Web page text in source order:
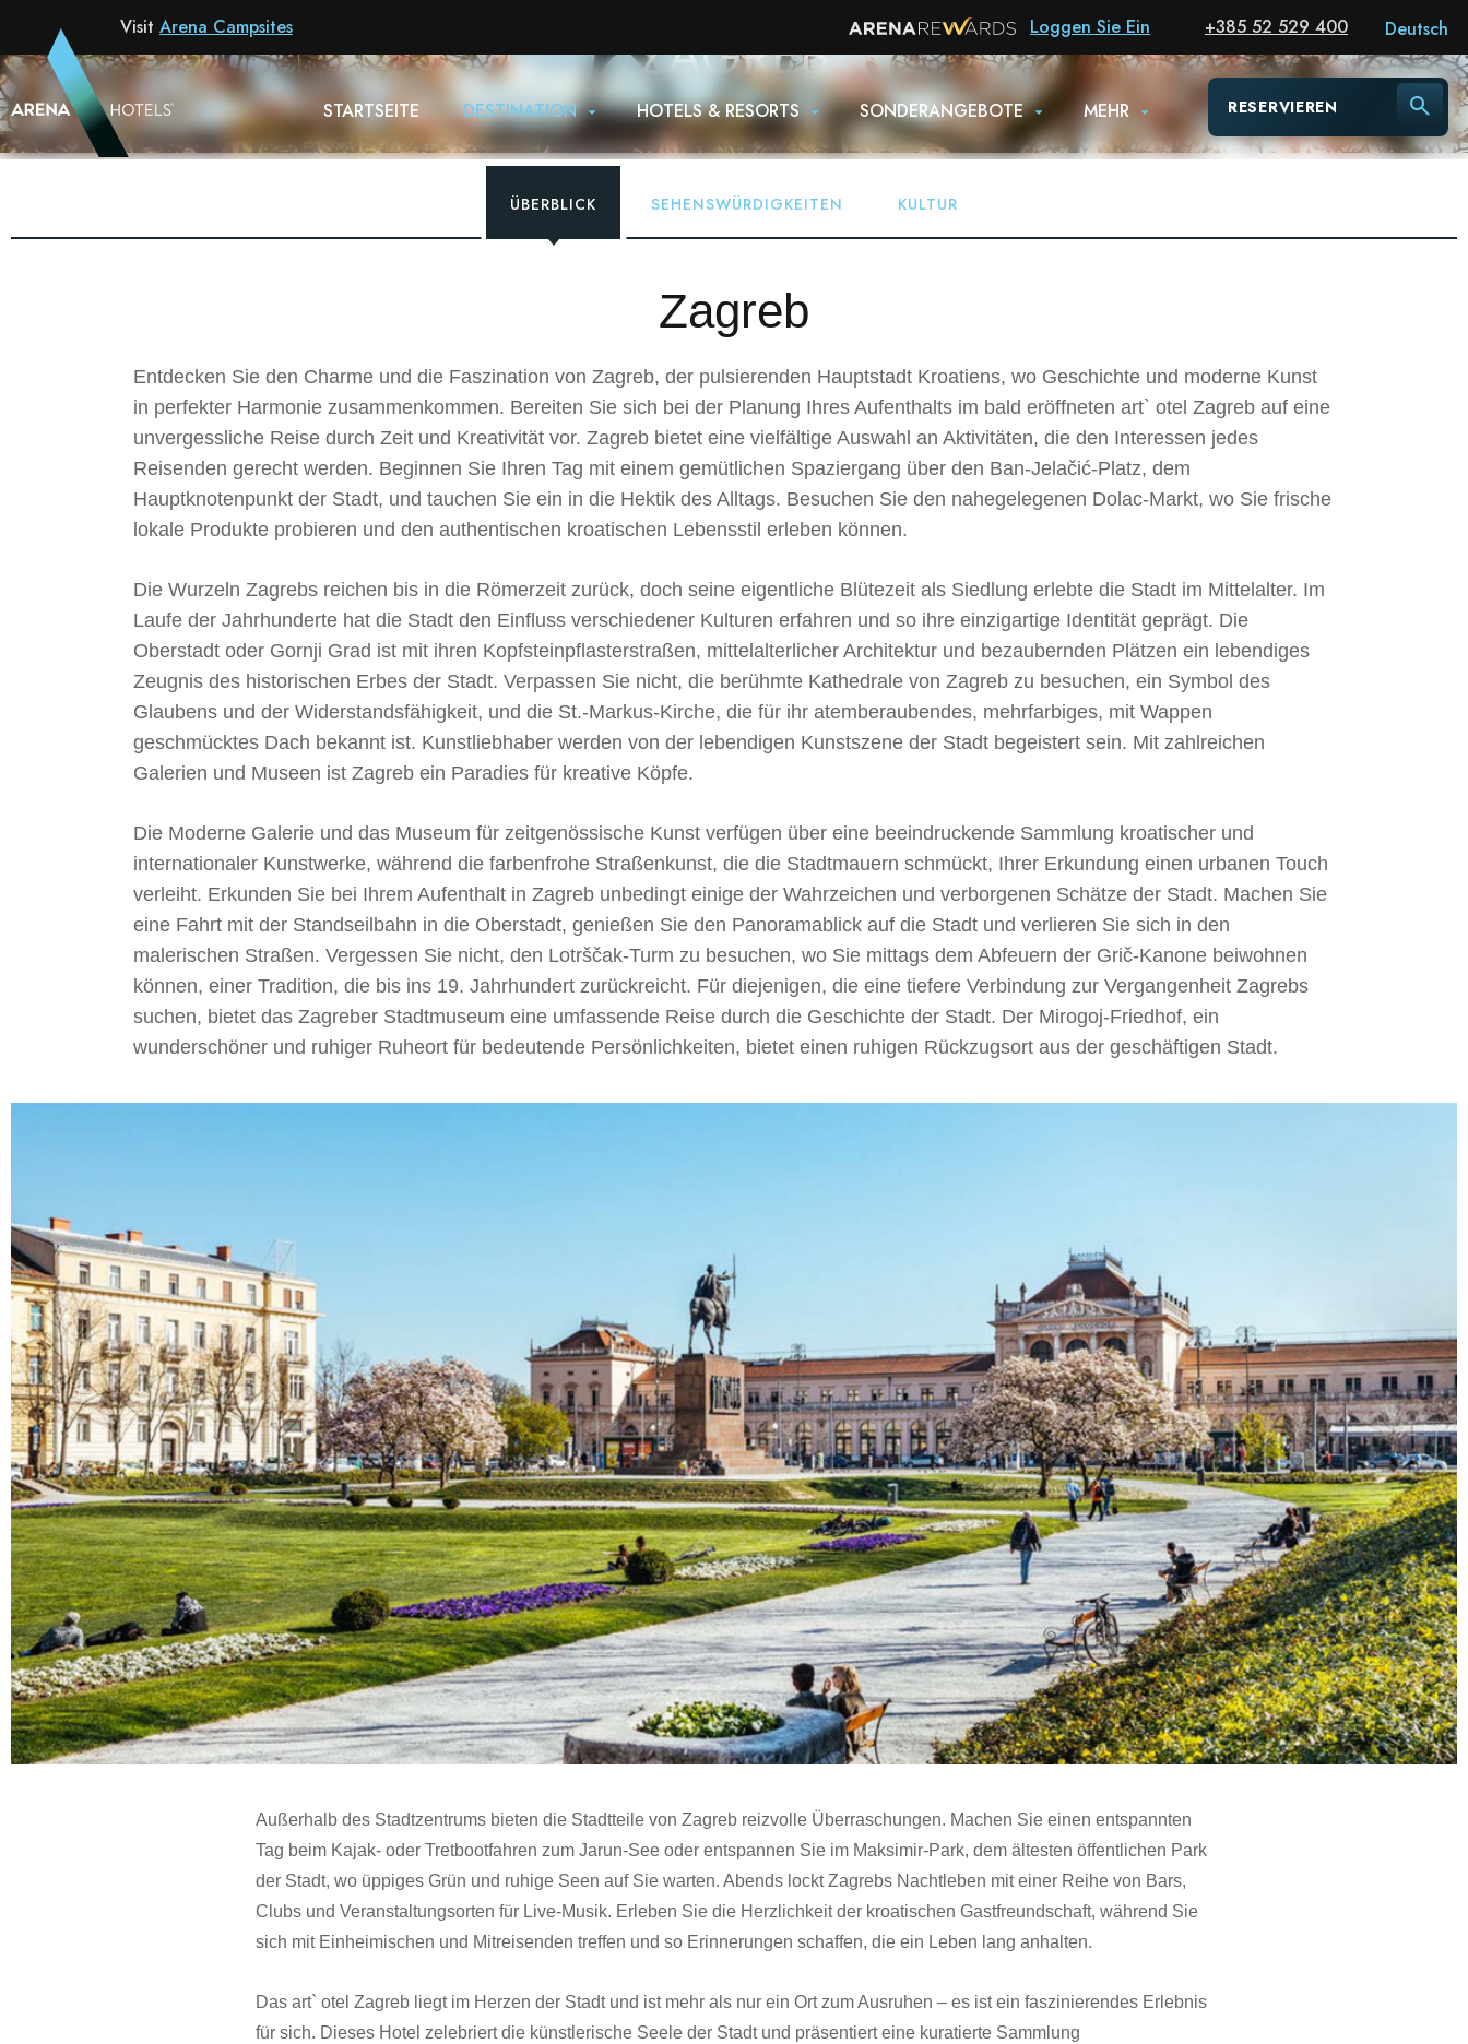
Visit Arena Campsites Loggen Sie Ein +385 52 529 400
STARTSEITE DESTINATION HOTELS & RESORTS SONDERANGEBOTE MEHR RESERVIEREN
Deutsch
ZAGREB
Startseite Destination
ÜBERBLICK SEHENSWÜRDIGKEITEN KULTUR
Zagreb
Entdecken Sie den Charme und die Faszination von Zagreb, der pulsierenden Hauptstadt Kroatiens, wo Geschichte und moderne Kunst
in perfekter Harmonie zusammenkommen. Bereiten Sie sich bei der Planung Ihres Aufenthalts im bald eröffneten art` otel Zagreb auf eine
unvergessliche Reise durch Zeit und Kreativität vor. Zagreb bietet eine vielfältige Auswahl an Aktivitäten, die den Interessen jedes
Reisenden gerecht werden. Beginnen Sie Ihren Tag mit einem gemütlichen Spaziergang über den Ban-Jelačić-Platz, dem
Hauptknotenpunkt der Stadt, und tauchen Sie ein in die Hektik des Alltags. Besuchen Sie den nahegelegenen Dolac-Markt, wo Sie frische
lokale Produkte probieren und den authentischen kroatischen Lebensstil erleben können.
Die Wurzeln Zagrebs reichen bis in die Römerzeit zurück, doch seine eigentliche Blütezeit als Siedlung erlebte die Stadt im Mittelalter. Im
Laufe der Jahrhunderte hat die Stadt den Einfluss verschiedener Kulturen erfahren und so ihre einzigartige Identität geprägt. Die
Oberstadt oder Gornji Grad ist mit ihren Kopfsteinpflasterstraßen, mittelalterlicher Architektur und bezaubernden Plätzen ein lebendiges
Zeugnis des historischen Erbes der Stadt. Verpassen Sie nicht, die berühmte Kathedrale von Zagreb zu besuchen, ein Symbol des
Glaubens und der Widerstandsfähigkeit, und die St.-Markus-Kirche, die für ihr atemberaubendes, mehrfarbiges, mit Wappen
geschmücktes Dach bekannt ist. Kunstliebhaber werden von der lebendigen Kunstszene der Stadt begeistert sein. Mit zahlreichen
Galerien und Museen ist Zagreb ein Paradies für kreative Köpfe.
Die Moderne Galerie und das Museum für zeitgenössische Kunst verfügen über eine beeindruckende Sammlung kroatischer und
internationaler Kunstwerke, während die farbenfrohe Straßenkunst, die die Stadtmauern schmückt, Ihrer Erkundung einen urbanen Touch
verleiht. Erkunden Sie bei Ihrem Aufenthalt in Zagreb unbedingt einige der Wahrzeichen und verborgenen Schätze der Stadt. Machen Sie
eine Fahrt mit der Standseilbahn in die Oberstadt, genießen Sie den Panoramablick auf die Stadt und verlieren Sie sich in den
malerischen Straßen. Vergessen Sie nicht, den Lotrščak-Turm zu besuchen, wo Sie mittags dem Abfeuern der Grič-Kanone beiwohnen
können, einer Tradition, die bis ins 19. Jahrhundert zurückreicht. Für diejenigen, die eine tiefere Verbindung zur Vergangenheit Zagrebs
suchen, bietet das Zagreber Stadtmuseum eine umfassende Reise durch die Geschichte der Stadt. Der Mirogoj-Friedhof, ein
wunderschöner und ruhiger Ruheort für bedeutende Persönlichkeiten, bietet einen ruhigen Rückzugsort aus der geschäftigen Stadt.
Außerhalb des Stadtzentrums bieten die Stadtteile von Zagreb reizvolle Überraschungen. Machen Sie einen entspannten
Tag beim Kajak- oder Tretbootfahren zum Jarun-See oder entspannen Sie im Maksimir-Park, dem ältesten öffentlichen Park
der Stadt, wo üppiges Grün und ruhige Seen auf Sie warten. Abends lockt Zagrebs Nachtleben mit einer Reihe von Bars,
Clubs und Veranstaltungsorten für Live-Musik. Erleben Sie die Herzlichkeit der kroatischen Gastfreundschaft, während Sie
sich mit Einheimischen und Mitreisenden treffen und so Erinnerungen schaffen, die ein Leben lang anhalten.
Das art` otel Zagreb liegt im Herzen der Stadt und ist mehr als nur ein Ort zum Ausruhen – es ist ein faszinierendes Erlebnis
für sich. Dieses Hotel zelebriert die künstlerische Seele der Stadt und präsentiert eine kuratierte Sammlung